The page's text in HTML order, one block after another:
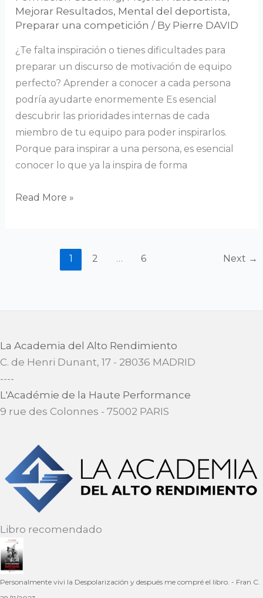
Mejorar Resultados, Mental del deportista,
Preparar una competición / By Pierre DAVID
¿Te falta inspiración o tienes dificultades para
preparar un discurso de motivación de equipo
perfecto? Aprender a conocer a cada persona
podría ayudarte enormemente Es esencial
descubrir las prioridades internas de cada
miembro de tu equipo para poder inspirarlos.
Porque para inspirar a una persona, es esencial
conocer lo que ya la inspira de forma
Read More »
1 2 … 6 Next →
La Academia del Alto Rendimiento
C. de Henri Dunant, 17 - 28036 MADRID
​----
L'Académie de la Haute Performance
9 rue des Colonnes - 75002 PARIS
Libro recomendado
Personalmente vivi la Despolarización y después me compré el libro. - Fran C.